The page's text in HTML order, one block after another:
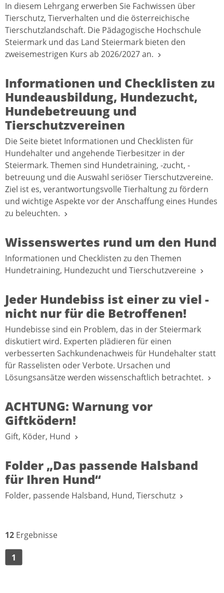
In diesem Lehrgang erwerben Sie Fachwissen über
Tierschutz, Tierverhalten und die österreichische
Tierschutzlandschaft. Die Pädagogische Hochschule
Steiermark und das Land Steiermark bieten den
zweisemestrigen Kurs ab 2026/2027 an.
Informationen und Checklisten zu
Hundeausbildung, Hundezucht,
Hundebetreuung und
Tierschutzvereinen
Die Seite bietet Informationen und Checklisten für
Hundehalter und angehende Tierbesitzer in der
Steiermark. Themen sind Hundetraining, -zucht, -
betreuung und die Auswahl seriöser Tierschutzvereine.
Ziel ist es, verantwortungsvolle Tierhaltung zu fördern
und wichtige Aspekte vor der Anschaffung eines Hundes
zu beleuchten.
Wissenswertes rund um den Hund
Informationen und Checklisten zu den Themen
Hundetraining, Hundezucht und Tierschutzvereine
Jeder Hundebiss ist einer zu viel -
nicht nur für die Betroffenen!
Hundebisse sind ein Problem, das in der Steiermark
diskutiert wird. Experten plädieren für einen
verbesserten Sachkundenachweis für Hundehalter statt
für Rasselisten oder Verbote. Ursachen und
Lösungsansätze werden wissenschaftlich betrachtet.
ACHTUNG: Warnung vor
Giftködern!
Gift, Köder, Hund
Folder „Das passende Halsband
für Ihren Hund“
Folder, passende Halsband, Hund, Tierschutz
12 Ergebnisse
1